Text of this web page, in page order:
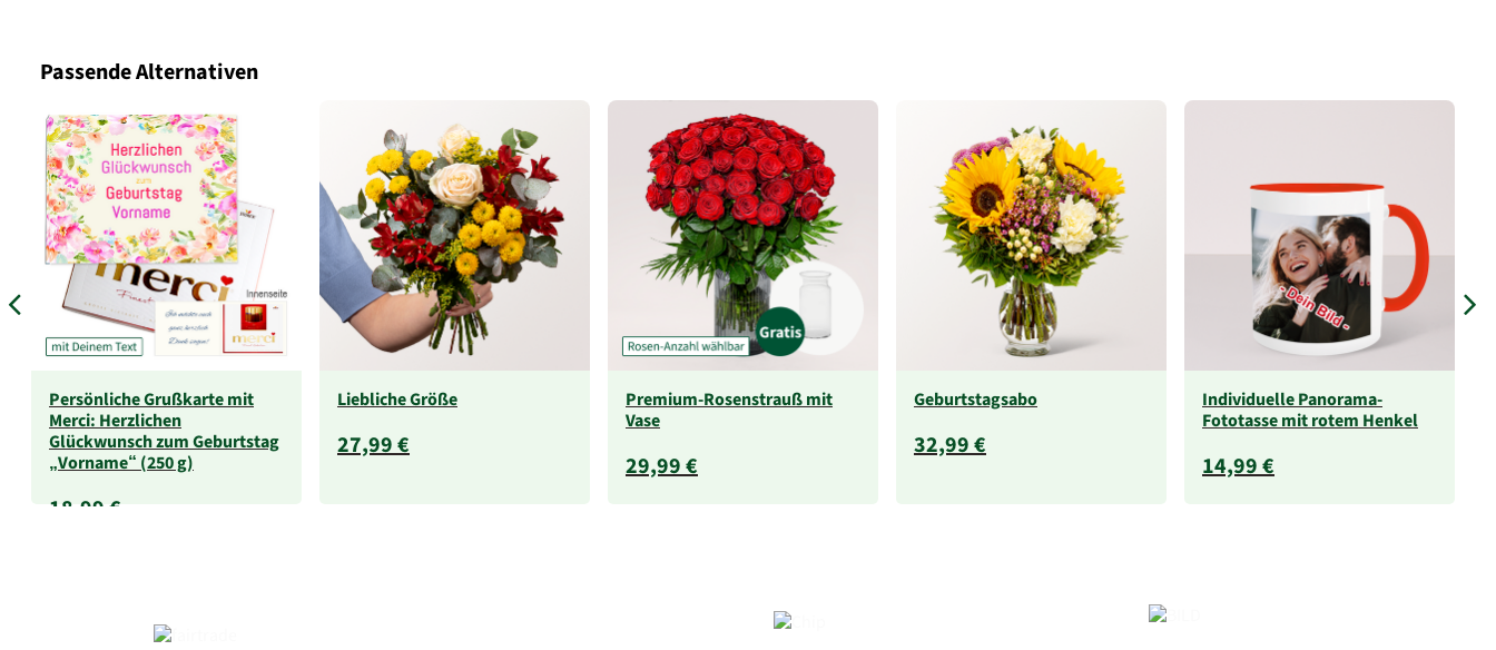
Passende Alternativen
Persönliche Grußkarte mit
Merci: Herzlichen
Glückwunsch zum Geburtstag
„Vorname“ (250 g)
18,99 €
Liebliche Größe
27,99 €
Premium-Rosenstrauß mit
Vase
29,99 €
Geburtstagsabo
32,99 €
Individuelle Panorama-
Fototasse mit rotem Henkel
14,99 €